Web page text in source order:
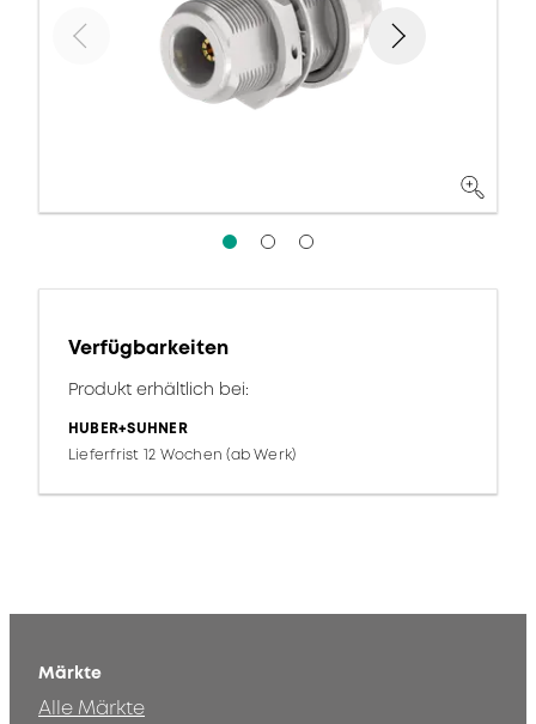
Verfügbarkeiten
Produkt erhältlich bei:
HUBER+SUHNER
Lieferfrist 12 Wochen (ab Werk)
Märkte
Alle Märkte